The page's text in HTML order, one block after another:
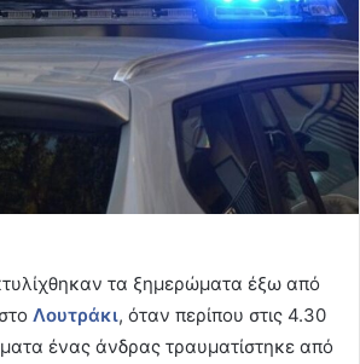
τα ξημερώματα έξω από
Λουτράκι, όταν περίπου στις 4.30
ένας άνδρας τραυματίστηκε από